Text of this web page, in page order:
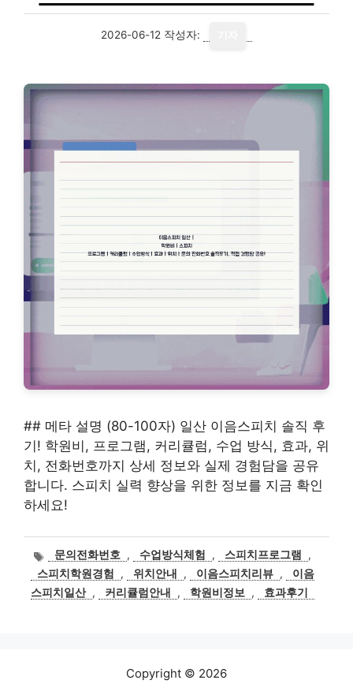
2026-06-12 작성자:
## 메타 설명 (80-100자) 일산 이음스피치 솔직 후
기! 학원비, 프로그램, 커리큘럼, 수업 방식, 효과, 위
치, 전화번호까지 상세 정보와 실제 경험담을 공유
합니다. 스피치 실력 향상을 위한 정보를 지금 확인
하세요!
태
그
문의전화번호 , 수업방식체험 , 스피치프로그램
,
스피치학원경험
, 위치안내 , 이음스피치리뷰 ,
이음
스피치일산 , 커리큘럼안내 , 학원비정보 , 효과후기
Copyright © 2026